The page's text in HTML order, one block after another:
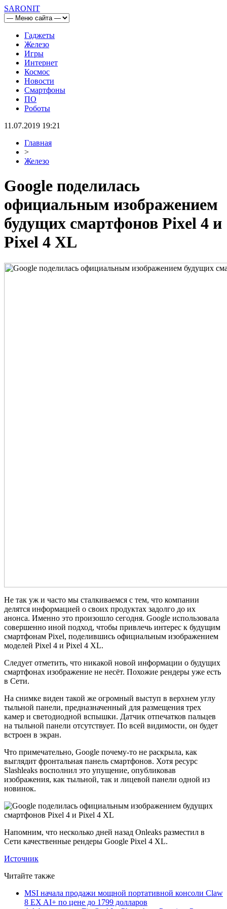
SARONIT
Гаджеты
Железо
Игры
Интернет
Космос
Новости
Смартфоны
ПО
Роботы
11.07.2019 19:21
Главная
>
Железо
Google поделилась
официальным изображением
будущих смартфонов Pixel 4 и
Pixel 4 XL
Не так уж и часто мы сталкиваемся с тем, что компании
делятся информацией о своих продуктах задолго до их
анонса. Именно это произошло сегодня. Google использовала
совершенно иной подход, чтобы привлечь интерес к будущим
смартфонам Pixel, поделившись официальным изображением
моделей Pixel 4 и Pixel 4 XL.
Следует отметить, что никакой новой информации о будущих
смартфонах изображение не несёт. Похожие рендеры уже есть
в Сети.
На снимке виден такой же огромный выступ в верхнем углу
тыльной панели, предназначенный для размещения трех
камер и светодиодной вспышки. Датчик отпечатков пальцев
на тыльной панели отсутствует. По всей видимости, он будет
встроен в экран.
Что примечательно, Google почему-то не раскрыла, как
выглядит фронтальная панель смартфонов. Хотя ресурс
Slashleaks восполнил это упущение, опубликовав
изображения, как тыльной, так и лицевой панели одной из
новинок.
Напомним, что несколько дней назад Onleaks разместил в
Сети качественные рендеры Google Pixel 4 XL.
Источник
Читайте также
MSI начала продажи мощной портативной консоли Claw
8 EX AI+ по цене до 1799 долларов